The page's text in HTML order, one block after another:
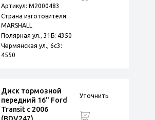
Артикул: M2000483
Страна изготовителя:
MARSHALL
Полярная ул., 31Б: 4350
Чермянская ул., 6с3:
4550
Диск тормозной
передний 16" Ford
Transit с 2006
Уточнить